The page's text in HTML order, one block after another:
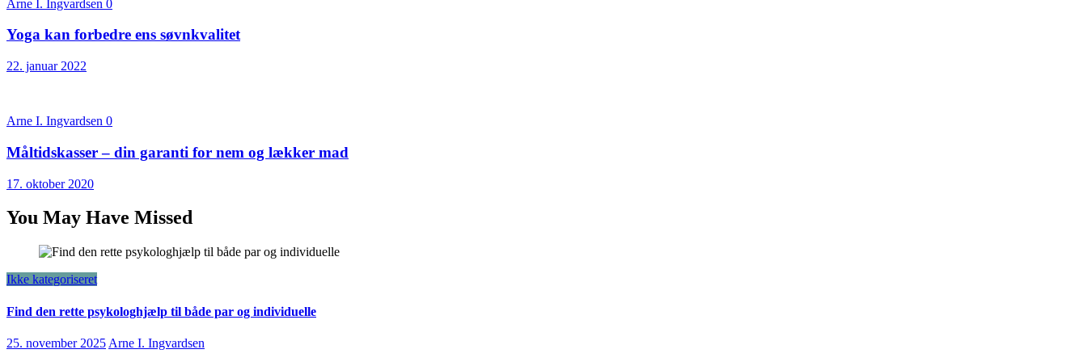
Arne I. Ingvardsen 0
Yoga kan forbedre ens søvnkvalitet
22. januar 2022
Arne I. Ingvardsen 0
Måltidskasser – din garanti for nem og lækker mad
17. oktober 2020
You May Have Missed
Ikke kategoriseret
Find den rette psykologhjælp til både par og individuelle
25. november 2025 Arne I. Ingvardsen